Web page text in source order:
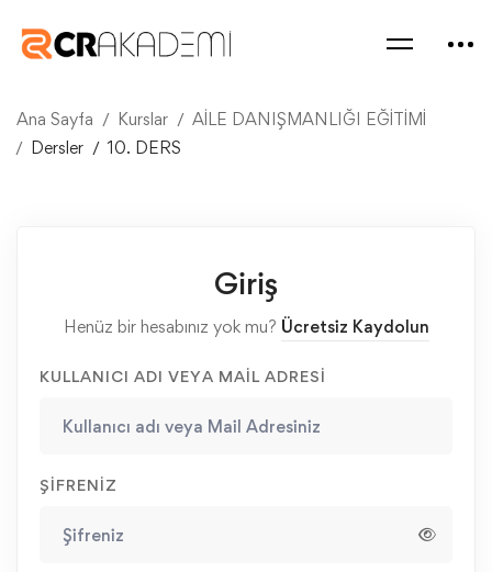
Ana Sayfa Kurslar
AİLE DANIŞMANLIĞI EĞİTİMİ
Dersler
10. DERS
Giriş
Henüz bir hesabınız yok mu? Ücretsiz Kaydolun
KULLANICI ADI VEYA MAIL ADRESI
ŞIFRENIZ